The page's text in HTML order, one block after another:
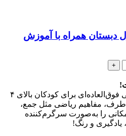
دبستان همراه با آموزش
مکعب چینه رنگی، ابزار آموزشی فوق‌العاده‌ای برای کودکان بالای ۴
مفاهیم ریاضی مثل جمع،
را به‌صورت سرگرم‌کننده
یادگیری و رنگ!